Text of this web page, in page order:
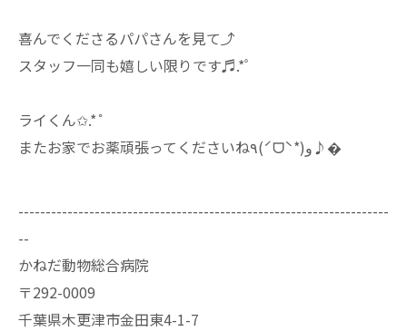
喜んでくださるパパさんを見て⤴⁡
⁡スタッフ一同も嬉しい限りです♬.*ﾟ⁡
⁡ライくん✩.*˚⁡
⁡またお家でお薬頑張ってくださいね٩(ˊᗜˋ*)و♪�⁡
--------------------------------------------------------------------
--
かねだ動物総合病院
〒292-0009
千葉県木更津市金田東4-1-7